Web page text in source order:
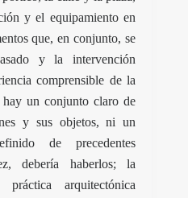
y el equipamiento en
que, en conjunto, se
y la intervención
comprensible de la
un conjunto claro de
y sus objetos, ni un
de precedentes
debería haberlos; la
arquitectónica